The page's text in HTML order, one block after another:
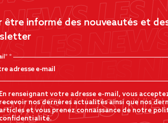
être informé des nouveautés et
En renseignant votre adresse e-mail, vous
nos dernères actualités ainsi que nos
articles et vous prenez connaissance de notre
confidentialité.